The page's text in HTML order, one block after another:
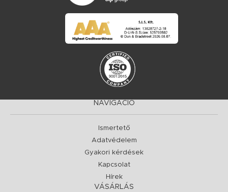
NAVIGÁCIÓ
Ismertető
Adatvédelem
Gyakori kérdések
Kapcsolat
Hírek
VÁSÁRLÁS